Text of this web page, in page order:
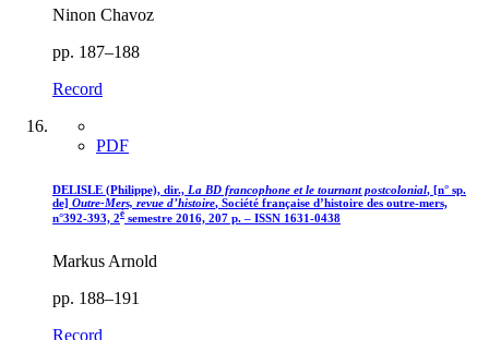
Ninon Chavoz
pp. 187–188
Record
PDF
DELISLE (Philippe), dir., La BD francophone et le tournant postcolonial, [n° sp.
de] Outre-Mers, revue d’histoire, Société française d’histoire des outre-mers,
n°392-393, 2è semestre 2016, 207 p. – ISSN 1631-0438
Markus Arnold
pp. 188–191
Record